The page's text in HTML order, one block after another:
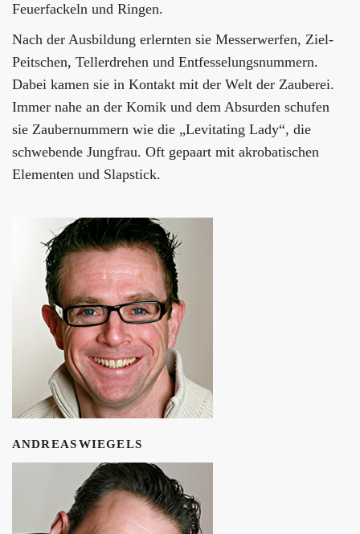
Feuerfackeln und Ringen.
Nach der Ausbildung erlernten sie Messerwerfen, Ziel-
Peitschen, Tellerdrehen und Entfesselungsnummern.
Dabei kamen sie in Kontakt mit der Welt der Zauberei.
Immer nahe an der Komik und dem Absurden schufen
sie Zaubernummern wie die „Levitating Lady“, die
schwebende Jungfrau. Oft gepaart mit akrobatischen
Elementen und Slapstick.
ANDREAS WIEGELS